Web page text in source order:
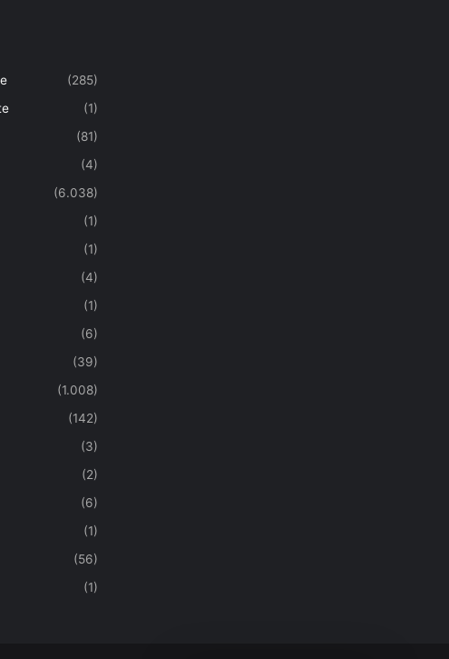
(285)
(1)
(81)
(4)
(6.038)
(1)
(1)
(4)
(1)
(6)
(39)
(1.008)
(142)
(3)
(2)
(6)
(1)
(56)
(1)